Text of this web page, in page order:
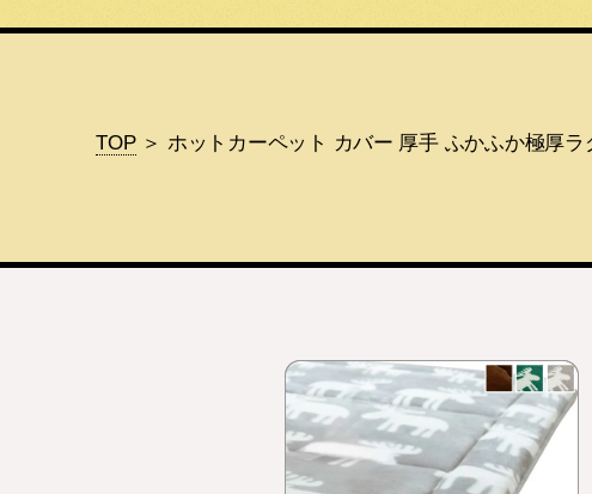
TOP＞ ホットカーペット カバー 厚手 ふかふか極厚ラ